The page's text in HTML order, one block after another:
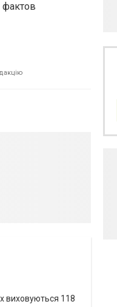
фактов
виховуються 118